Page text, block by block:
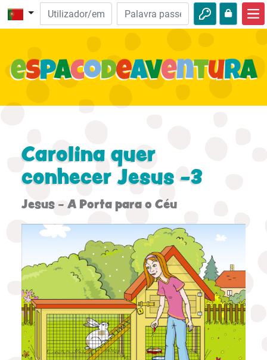
Aventuras da Bíblia
Aventuras
Carolina quer
conhecer Jesus -3
Jesus - A Porta para o Céu